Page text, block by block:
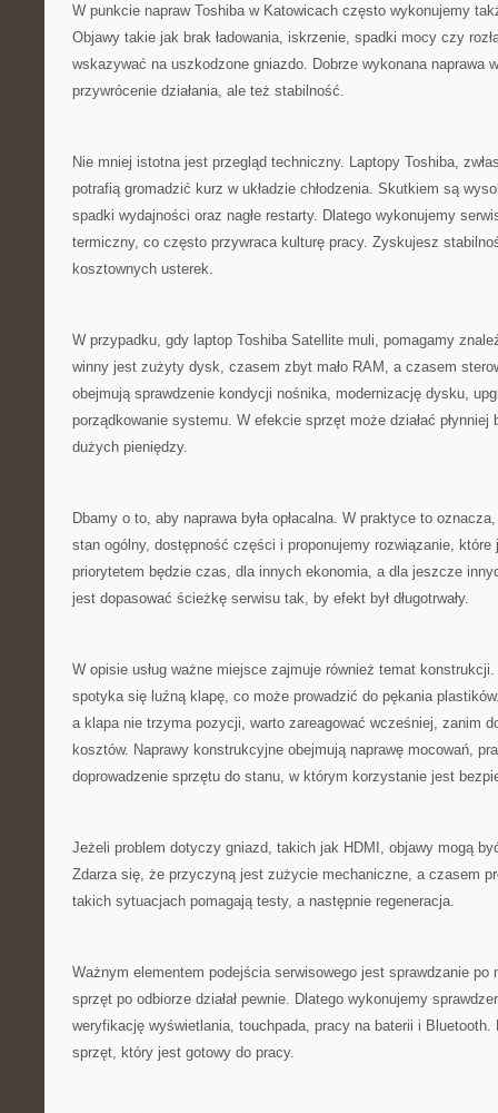
W punkcie napraw Toshiba w Katowicach często wykonujemy
Objawy takie jak brak ładowania, iskrzenie, spadki mocy czy
wskazywać na uszkodzone gniazdo. Dobrze wykonana naprawa
przywrócenie działania, ale też stabilność.
Nie mniej istotna jest przegląd techniczny. Laptopy Toshiba,
potrafią gromadzić kurz w układzie chłodzenia. Skutkiem są
spadki wydajności oraz nagłe restarty. Dlatego wykonujemy
termiczny, co często przywraca kulturę pracy. Zyskujesz
kosztownych usterek.
W przypadku, gdy laptop Toshiba Satellite muli, pomagamy
winny jest zużyty dysk, czasem zbyt mało RAM, a czasem
obejmują sprawdzenie kondycji nośnika, modernizację dysku,
porządkowanie systemu. W efekcie sprzęt może działać
dużych pieniędzy.
Dbamy o to, aby naprawa była opłacalna. W praktyce to
stan ogólny, dostępność części i proponujemy rozwiązanie, które
priorytetem będzie czas, dla innych ekonomia, a dla jeszcze
jest dopasować ścieżkę serwisu tak, by efekt był długotrwały.
W opisie usług ważne miejsce zajmuje również temat
spotyka się luźną klapę, co może prowadzić do pękania
a klapa nie trzyma pozycji, warto zareagować wcześniej, zanim
kosztów. Naprawy konstrukcyjne obejmują naprawę mocowań,
doprowadzenie sprzętu do stanu, w którym korzystanie jest
Jeżeli problem dotyczy gniazd, takich jak HDMI, objawy mogą
Zdarza się, że przyczyną jest zużycie mechaniczne, a czasem
takich sytuacjach pomagają testy, a następnie regeneracja.
Ważnym elementem podejścia serwisowego jest sprawdzanie po
sprzęt po odbiorze działał pewnie. Dlatego wykonujemy
weryfikację wyświetlania, touchpada, pracy na baterii i
sprzęt, który jest gotowy do pracy.